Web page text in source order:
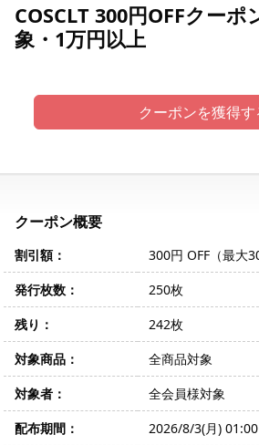
COSCLT 300円OFFクーポ
象・1万円以上
クーポンを獲得す
クーポン概要
割引額：
300円 OFF（最大
発行枚数：
250枚
残り：
242枚
対象商品：
全商品対象
対象者：
全会員様対象
配布期間：
2026/8/3(月)